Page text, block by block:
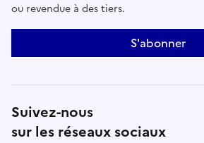
ou revendue à des tiers.
S'abonner
Suivez-nous
sur les réseaux sociaux